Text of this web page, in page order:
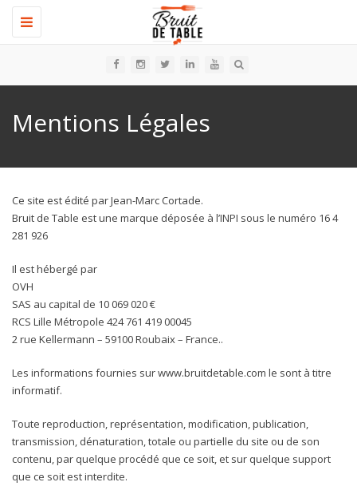
Toggle
navigation
Mentions Légales
Ce site est édité par Jean-Marc Cortade.
Bruit de Table est une marque déposée à l’INPI sous le numéro 16 4
281 926
Il est hébergé par
OVH
SAS au capital de 10 069 020 €
RCS Lille Métropole 424 761 419 00045
2 rue Kellermann – 59100 Roubaix – France..
Les informations fournies sur www.bruitdetable.com le sont à titre
informatif.
Toute reproduction, représentation, modification, publication,
transmission, dénaturation, totale ou partielle du site ou de son
contenu, par quelque procédé que ce soit, et sur quelque support
que ce soit est interdite.